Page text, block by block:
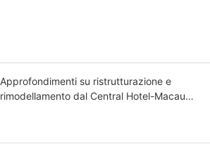
Approfondimenti su ristrutturazione e
rimodellamento dal Central Hotel-Macau